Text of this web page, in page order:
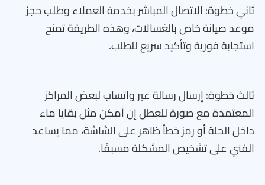
ثاني خطوة: الاتصال المباشر بخدمة العملاء وطلب حجز
موعد صيانة خاص بالغسالات، وهذه الطريقة تمنح
استجابة فورية وتأكيد سريع للطلب.
ثالث خطوة: إرسال رسالة عبر واتساب لبعض المراكز
المعتمدة مع صورة للعطل إن أمكن مثل بقايا ماء
داخل الحلة أو رمز خطأ ظاهر على الشاشة، مما يساعد
الفني على تشخيص المشكلة مسبقًا.